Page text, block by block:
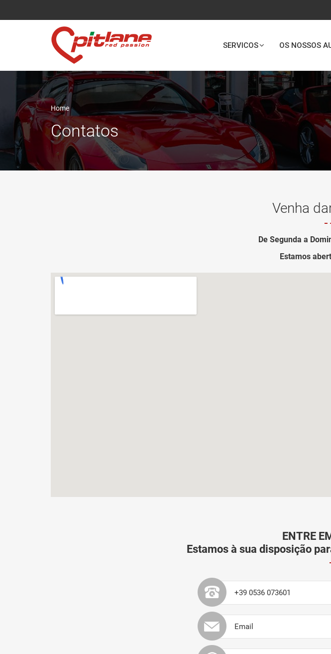
SERVICOS OS NOSSOS
Home
Contatos
Venha
De Segunda a
Estamos
ENTRE
Estamos à sua disposição
+39 0536 073601
Email